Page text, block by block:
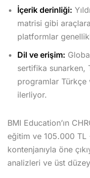
İçerik derinliği:
matrisi gibi
platformlar
Dil ve erişim:
sertifika sunarken,
programlar
ilerliyor.
BMI Education’ın
eğitim ve 105.000 TL
kontenjanıyla öne
analizleri ve üst